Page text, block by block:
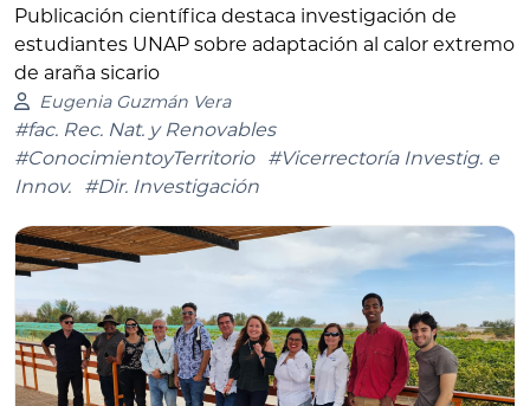
Publicación científica destaca investigación de
estudiantes UNAP sobre adaptación al calor extremo
de araña sicario
Eugenia Guzmán Vera
#fac. Rec. Nat. y Renovables
#ConocimientoyTerritorio
#Vicerrectoría Investig. e
Innov.
#Dir. Investigación